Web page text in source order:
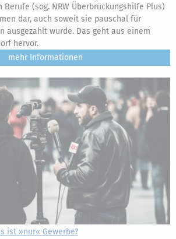
Berufe (sog. NRW Überbrückungshilfe Plus)
dar, auch soweit sie pauschal für
ausgezahlt wurde. Das geht aus einem
hervor.
mehr
ist »nur« Gewerbe?